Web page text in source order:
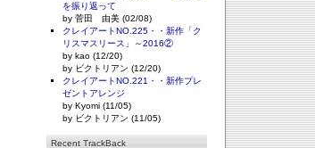
を振り返って
by 菅田 由美 (02/08)
クレイアートNO.225・・新作「ク
リスマスリース」～2016②
by kao (12/20)
by ビクトリアン (12/20)
クレイアートNO.221・・新作プレ
ゼントアレンジ
by Kyomi (11/05)
by ビクトリアン (11/05)
Recent TrackBack